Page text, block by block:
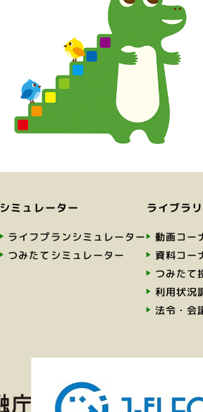
シミュレーター
ライフプランシミュレーター
つみたてシミュレーター
ライブラ
動画コー
資料コー
つみたて
利用状況
法令・会